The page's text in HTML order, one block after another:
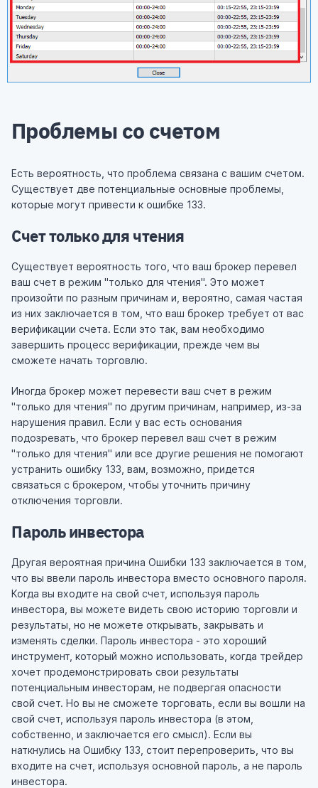
Проблемы со счетом
Есть вероятность, что проблема связана с вашим счетом.
Существует две потенциальные основные проблемы,
которые могут привести к ошибке 133.
Счет только для чтения
Существует вероятность того, что ваш брокер перевел
ваш счет в режим "только для чтения". Это может
произойти по разным причинам и, вероятно, самая частая
из них заключается в том, что ваш брокер требует от вас
верификации счета. Если это так, вам необходимо
завершить процесс верификации, прежде чем вы
сможете начать торговлю.
Иногда брокер может перевести ваш счет в режим
"только для чтения" по другим причинам, например, из-за
нарушения правил. Если у вас есть основания
подозревать, что брокер перевел ваш счет в режим
"только для чтения" или все другие решения не помогают
устранить ошибку 133, вам, возможно, придется
связаться с брокером, чтобы уточнить причину
отключения торговли.
Пароль инвестора
Другая вероятная причина Ошибки 133 заключается в том,
что вы ввели пароль инвестора вместо основного пароля.
Когда вы входите на свой счет, используя пароль
инвестора, вы можете видеть свою историю торговли и
результаты, но не можете открывать, закрывать и
изменять сделки. Пароль инвестора - это хороший
инструмент, который можно использовать, когда трейдер
хочет продемонстрировать свои результаты
потенциальным инвесторам, не подвергая опасности
свой счет. Но вы не сможете торговать, если вы вошли на
свой счет, используя пароль инвестора (в этом,
собственно, и заключается его смысл). Если вы
наткнулись на Ошибку 133, стоит перепроверить, что вы
входите на счет, используя основной пароль, а не пароль
инвестора.